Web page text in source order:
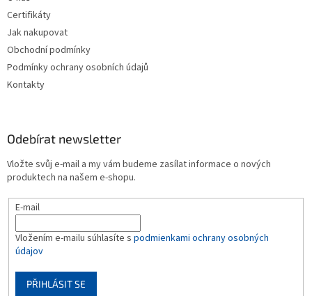
Certifikáty
Jak nakupovat
Obchodní podmínky
Podmínky ochrany osobních údajů
Kontakty
Odebírat newsletter
Vložte svůj e-mail a my vám budeme zasílat informace o nových
produktech na našem e-shopu.
E-mail
Vložením e-mailu súhlasíte s podmienkami ochrany osobných
údajov
PŘIHLÁSIT SE